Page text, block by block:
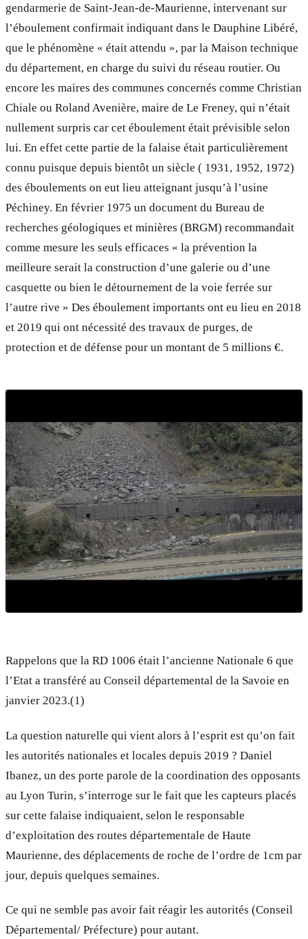
gendarmerie de Saint-Jean-de-Maurienne, intervenant sur
l’éboulement confirmait indiquant dans le Dauphine Libéré,
que le phénomène « était attendu », par la Maison technique
du département, en charge du suivi du réseau routier. Ou
encore les maires des communes concernés comme Christian
Chiale ou Roland Avenière, maire de Le Freney, qui n’était
nullement surpris car cet éboulement était prévisible selon
lui. En effet cette partie de la falaise était particulièrement
connu puisque depuis bientôt un siècle ( 1931, 1952, 1972)
des éboulements on eut lieu atteignant jusqu’à l’usine
Péchiney. En février 1975 un document du Bureau de
recherches géologiques et minières (BRGM) recommandait
comme mesure les seuls efficaces « la prévention la
meilleure serait la construction d’une galerie ou d’une
casquette ou bien le détournement de la voie ferrée sur
l’autre rive » Des éboulement importants ont eu lieu en 2018
et 2019 qui ont nécessité des travaux de purges, de
protection et de défense pour un montant de 5 millions €.
Rappelons que la RD 1006 était l’ancienne Nationale 6 que
l’Etat a transféré au Conseil départemental de la Savoie en
janvier 2023.(1)
La question naturelle qui vient alors à l’esprit est qu’on fait
les autorités nationales et locales depuis 2019 ? Daniel
Ibanez, un des porte parole de la coordination des opposants
au Lyon Turin, s’interroge sur le fait que les capteurs placés
sur cette falaise indiquaient, selon le responsable
d’exploitation des routes départementale de Haute
Maurienne, des déplacements de roche de l’ordre de 1cm par
jour, depuis quelques semaines.
Ce qui ne semble pas avoir fait réagir les autorités (Conseil
Départemental/ Préfecture) pour autant.